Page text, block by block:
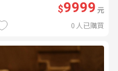
$9999元
0 人已購買